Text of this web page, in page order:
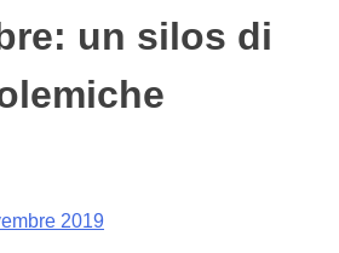
un silos di
2019